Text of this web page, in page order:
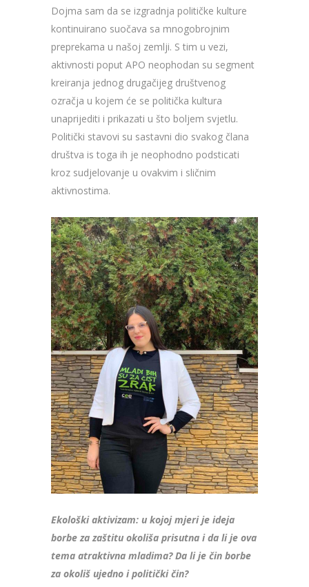
Dojma sam da se izgradnja političke kulture
kontinuirano suočava sa mnogobrojnim
preprekama u našoj zemlji. S tim u vezi,
aktivnosti poput APO neophodan su segment
kreiranja jednog drugačijeg društvenog
ozračja u kojem će se politička kultura
unaprijediti i prikazati u što boljem svjetlu.
Politički stavovi su sastavni dio svakog člana
društva is toga ih je neophodno podsticati
kroz sudjelovanje u ovakvim i sličnim
aktivnostima.
Ekološki aktivizam: u kojoj mjeri je ideja
borbe za zaštitu okoliša prisutna i da li je ova
tema atraktivna mladima? Da li je čin borbe
za okoliš ujedno i politički čin?